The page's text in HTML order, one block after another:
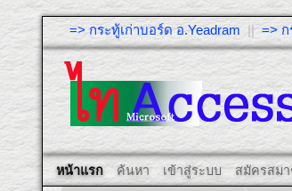
=> กระทู้เก่าบอร์ด อ.Yeadram ||=>
หน้าแรก ค้นหา เข้าสู่ระบบ สมัครสม